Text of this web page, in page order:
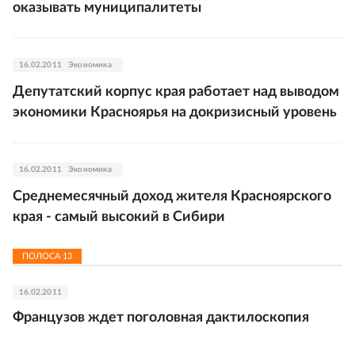
оказывать муниципалитеты
16.02.2011 Экономика
Депутатский корпус края работает над выводом
экономики Красноярья на докризисный уровень
16.02.2011 Экономика
Среднемесячный доход жителя Красноярского
края - самый высокий в Сибири
ПОЛОСА 13
16.02.2011
Французов ждет поголовная дактилоскопия